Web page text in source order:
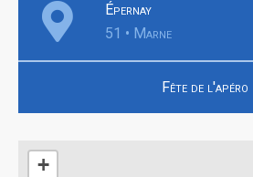
Épernay
51 • Marne
Fête de l'apéro
+